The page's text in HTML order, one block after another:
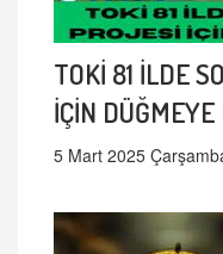
TOKİ 81 İLDE
İÇİN
5 Mart 2025